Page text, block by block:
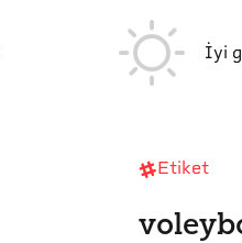
İyi
Etiket